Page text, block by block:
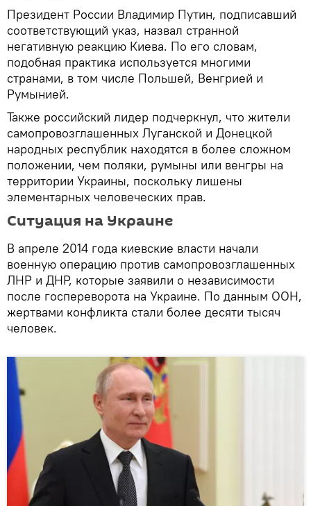
Президент России Владимир Путин, подписавший
соответствующий указ, назвал странной
негативную реакцию Киева. По его словам,
подобная практика используется многими
странами, в том числе Польшей, Венгрией и
Румынией.
Также российский лидер подчеркнул, что жители
самопровозглашенных Луганской и Донецкой
народных республик находятся в более сложном
положении, чем поляки, румыны или венгры на
территории Украины, поскольку лишены
элементарных человеческих прав.
Ситуация на Украине
В апреле 2014 года киевские власти начали
военную операцию против самопровозглашенных
ЛНР и ДНР, которые заявили о независимости
после госпереворота на Украине. По данным ООН,
жертвами конфликта стали более десяти тысяч
человек.